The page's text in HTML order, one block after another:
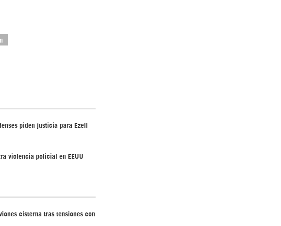
piden justicia para Ezell
violencia policial en EEUU
cisterna tras tensiones con